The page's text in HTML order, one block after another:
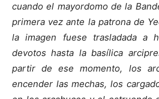
cuando el mayordomo de la
primera vez ante la patrona de
la imagen fuese trasladada a
devotos hasta la basílica
partir de ese momento, los
encender las mechas, los